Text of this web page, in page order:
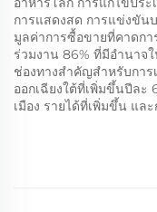
การแสดงสด การแข่งขัน
มูลค่าการซื้อขายที่คาดก
ร่วมงาน 86% ที่มีอำนาจ
ช่องทางสำคัญสำหรับการ
ออกเฉียงใต้ที่เพิ่มขึ้นปีละ
เมือง รายได้ที่เพิ่มขึ้น แล